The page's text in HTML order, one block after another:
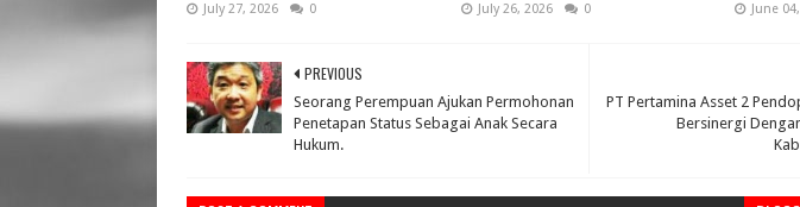
July 27, 2026 0 July 26, 2026 0 June
PT Pertamina Asset 2
Bersinergi
PREVIOUS
Seorang Perempuan Ajukan Permohonan
Penetapan Status Sebagai Anak Secara
Hukum.